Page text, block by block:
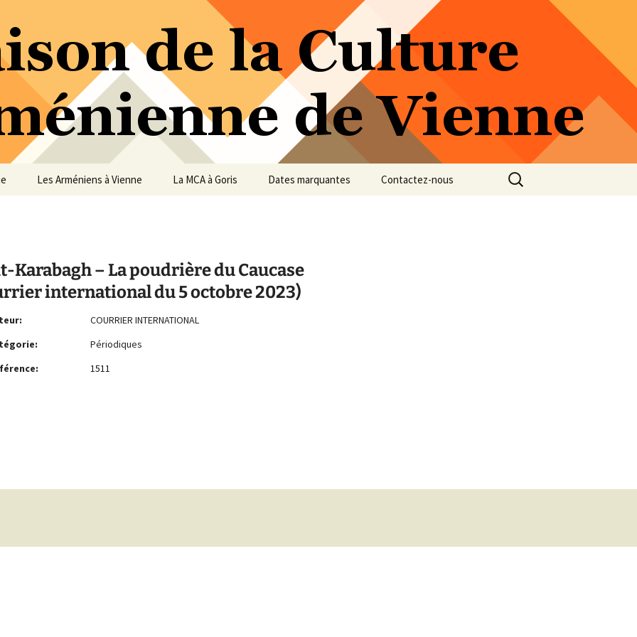
de Vienne
Les Arméniens à Vienne La MCA à Goris Dates marquantes Contactez-nous
Rechercher :
Karabagh – La poudrière du Caucase
international du 5 octobre 2023)
COURRIER INTERNATIONAL
Périodiques
1511